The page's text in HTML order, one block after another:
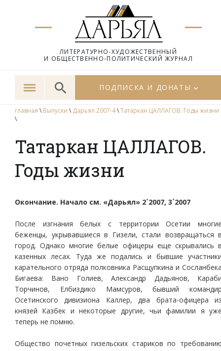
ЛИТЕРАТУРНО-ХУДОЖЕСТВЕННЫЙ
И ОБЩЕСТВЕННО-ПОЛИТИЧЕСКИЙ ЖУРНАЛ
ПОДПИСКА И ДОНАТЫ
главная \ Выпуски \ Дарьял 2007-4\Татаркан ЦАЛЛАГОВ. Годы жизни
\
Татаркан ЦАЛЛАГОВ.
Годы жизни
Окончание. Начало см. «Дарьял» 2`2007, 3`2007
После изгнания белых с территории Осетии
беженцы, укрывавшиеся в Гизели, стали возвращаться
город. Однако многие белые офицеры еще скрывались
казенных лесах. Туда же подались и бывшие
карательного отряда полковника Расщупкина и
Бигаева: Вано Голиев, Александр Дадьянов,
Торчинов, Елбиздико Мамсуров, бывший
Осетинского дивизиона Каллер, два брата-офицера
князей Казбек и некоторые другие, чьи фамилии я
теперь не помню.
Общество почетных гизельских стариков по